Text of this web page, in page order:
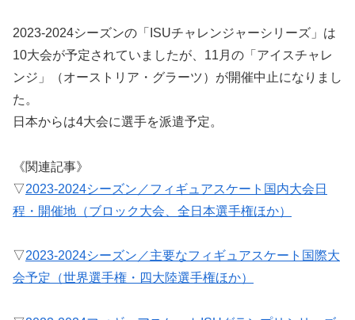
2023-2024シーズンの「ISUチャレンジャーシリーズ」は
10大会が予定されていましたが、11月の「アイスチャレ
ンジ」（オーストリア・グラーツ）が開催中止になりまし
た。
日本からは4大会に選手を派遣予定。
《関連記事》
▽2023-2024シーズン／フィギュアスケート国内大会日
程・開催地（ブロック大会、全日本選手権ほか）
▽2023-2024シーズン／主要なフィギュアスケート国際大
会予定（世界選手権・四大陸選手権ほか）